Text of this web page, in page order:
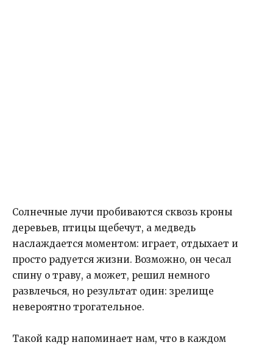
Солнечные лучи пробиваются сквозь кроны
деревьев, птицы щебечут, а медведь
наслаждается моментом: играет, отдыхает и
просто радуется жизни. Возможно, он чесал
спину о траву, а может, решил немного
развлечься, но результат один: зрелище
невероятно трогательное.
Такой кадр напоминает нам, что в каждом